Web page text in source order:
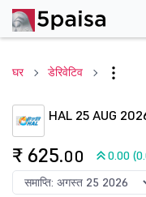
घर डेरिवेटिव
HAL 25 AUG
₹ 625.00 0.00